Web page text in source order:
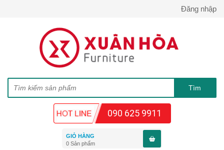
Đăng nhập
090 625 9911
GIỎ HÀNG
0 Sản phẩm